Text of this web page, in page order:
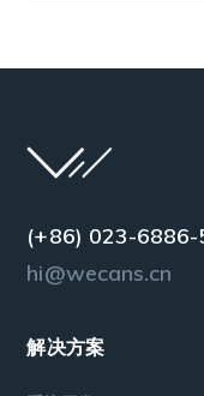
(+86) 023-6886-
hi@wecans.cn
解决方案